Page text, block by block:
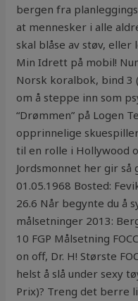
bergen fra
at mennesker i alle
skal blåse av støv, eller
Min Idrett på mobil!
Norsk koralbok, bind 3
om å steppe inn som
“Drømmen” på Logen
opprinnelige
til en rolle i Hollywood
Jordsmonnet her gir så
01.05.1968 Bosted:
26.6 Når begynte du å
målsetninger 2013:
10 FGP Målsetning
on off, Dr. H! Største
helst å slå under sexy
Prix)? Treng det berre